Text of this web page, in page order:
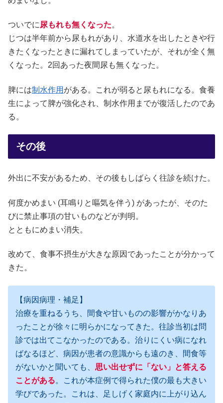
ついでに尿もれも無くなった。
じつは半年前から尿もれがあり、水道水を出したときや行
きたくなったときに漏れてしまっていたが、それが全く無
くなった。2回あった夜間尿も無くなった。
脾には制水作用 がある。これが弱ると尿もれになる。食養
生によって脾が強化され、制水作用までが復活したのであ
る。
その後
外出に不安があるため、その後もしばらく往診を続けた。
何度かめまい (耳鳴りと嘔気を伴う) があったが、そのた
びに禁止事項の甘いものなどが判明。
とともにめまい消失。
改めて、食事不摂生が大きな原因であったことが分かって
きた。
【病因病理・補足】
治療を重ねるうち、間食や甘いものの影響がかなりあ
ったことが徐々に明らかになってきた。往診当初は問
診では出てこなかったのである。治りにくい病になれ
ばなるほど、病因が患者の意識からも遠のき、間食等
がないかと聞いても、 思い出せずに「ない」と答える
ことがある。これが本症例で得られた僕の最も大きい
学びであった。これは、足しげく家庭内に上がり込ん